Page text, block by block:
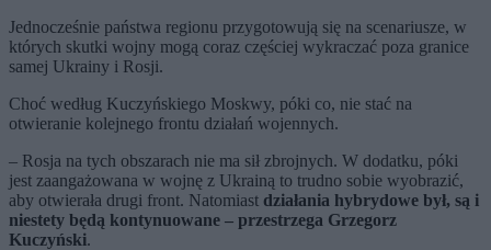
Jednocześnie państwa regionu przygotowują się na scenariusze, w
których skutki wojny mogą coraz częściej wykraczać poza granice
samej Ukrainy i Rosji.
Choć według Kuczyńskiego Moskwy, póki co, nie stać na
otwieranie kolejnego frontu działań wojennych.
– Rosja na tych obszarach nie ma sił zbrojnych. W dodatku, póki
jest zaangażowana w wojnę z Ukrainą to trudno sobie wyobrazić,
aby otwierała drugi front. Natomiast działania hybrydowe był, są i
niestety będą kontynuowane – przestrzega Grzegorz
Kuczyński.